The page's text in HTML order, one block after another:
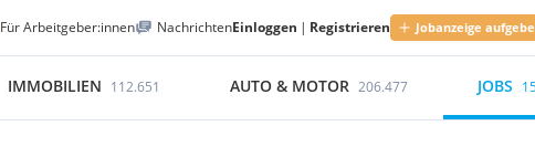
Für Arbeitgeber:innen NachrichtenEinloggen | Registrieren Jobanzeige
IMMOBILIEN 112.651 AUTO & MOTOR 206.477 JOBS